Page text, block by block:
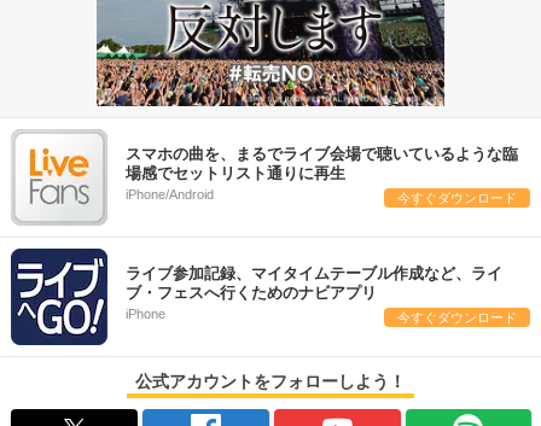
スマホの曲を、まるでライブ会場で聴いているような臨
場感でセットリスト通りに再生
iPhone/Android 今すぐダウンロード
ライブ参加記録、マイタイムテーブル作成など、ライ
ブ・フェスへ行くためのナビアプリ
iPhone 今すぐダウンロード
公式アカウントをフォローしよう！